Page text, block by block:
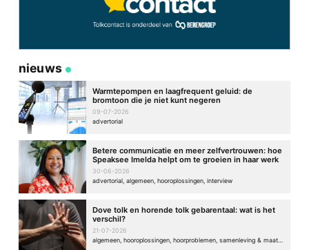
nieuws
Warmtepompen en laagfrequent geluid: de
bromtoon die je niet kunt negeren
09-07-2026
advertorial
Betere communicatie en meer zelfvertrouwen: hoe
Speaksee Imelda helpt om te groeien in haar werk
30-06-2026
advertorial, algemeen, hooroplossingen, interview
Dove tolk en horende tolk gebarentaal: wat is het
verschil?
21-07-2026
algemeen, hooroplossingen, hoorproblemen, samenleving & maatschappij